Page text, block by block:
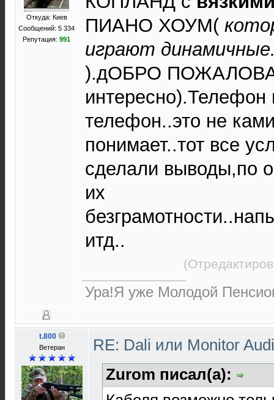
Откуда: Киев
Сообщений: 5 334
Репутация: 991
ПИАНО ХОУМ(
играют
).дОБРО
телефон..это не
понимает..тот все
сделали выводы,по
их
итд..
Ура!Я уже Молодой
t.800
Ветеран
RE: Dali или Monitor
Zurom писал(а):